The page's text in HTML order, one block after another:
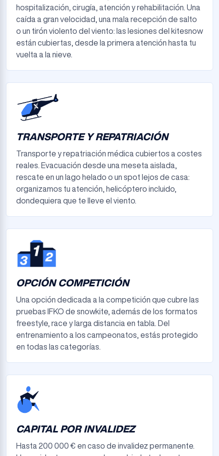
hospitalización, cirugía, atención y rehabilitación. Una
caída a gran velocidad, una mala recepción de salto
o un tirón violento del viento: las lesiones del kitesnow
están cubiertas, desde la primera atención hasta tu
vuelta a la nieve.
TRANSPORTE Y REPATRIACIÓN
Transporte y repatriación médica cubiertos a costes
reales. Evacuación desde una meseta aislada,
rescate en un lago helado o un spot lejos de casa:
organizamos tu atención, helicóptero incluido,
dondequiera que te lleve el viento.
OPCIÓN COMPETICIÓN
Una opción dedicada a la competición que cubre las
pruebas IFKO de snowkite, además de los formatos
freestyle, race y larga distancia en tabla. Del
entrenamiento a los campeonatos, estás protegido
en todas las categorías.
CAPITAL POR INVALIDEZ
Hasta 200 000 € en caso de invalidez permanente.